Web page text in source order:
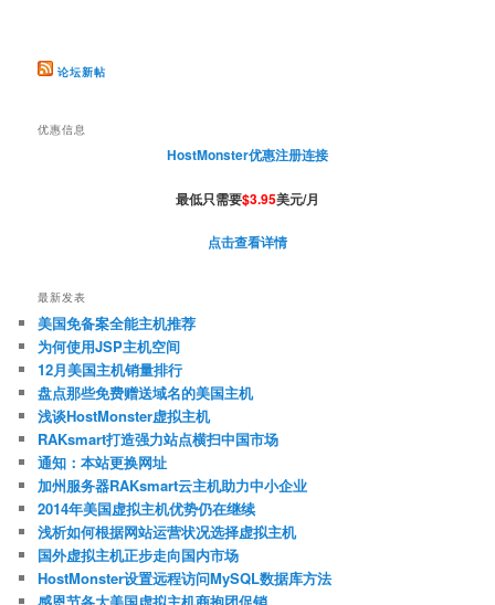
论坛新帖
优惠信息
HostMonster优惠注册连接
最低只需要$3.95美元/月
点击查看详情
最新发表
美国免备案全能主机推荐
为何使用JSP主机空间
12月美国主机销量排行
盘点那些免费赠送域名的美国主机
浅谈HostMonster虚拟主机
RAKsmart打造强力站点横扫中国市场
通知：本站更换网址
加州服务器RAKsmart云主机助力中小企业
2014年美国虚拟主机优势仍在继续
浅析如何根据网站运营状况选择虚拟主机
国外虚拟主机正步走向国内市场
HostMonster设置远程访问MySQL数据库方法